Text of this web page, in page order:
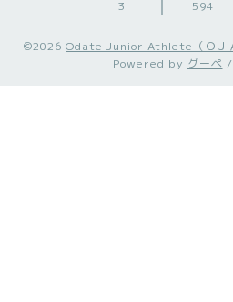
3 594
©2026 Odate Junior Athlete（ＯＪ
Powered by グーペ /